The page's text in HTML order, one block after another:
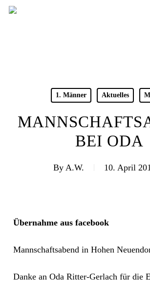
Skip
1. Männer Aktuelles
BEI ODA
By A.W. 10. April
Übernahme aus facebook
Mannschaftsabend in Hohen
Danke an Oda Ritter-Gerlach für die